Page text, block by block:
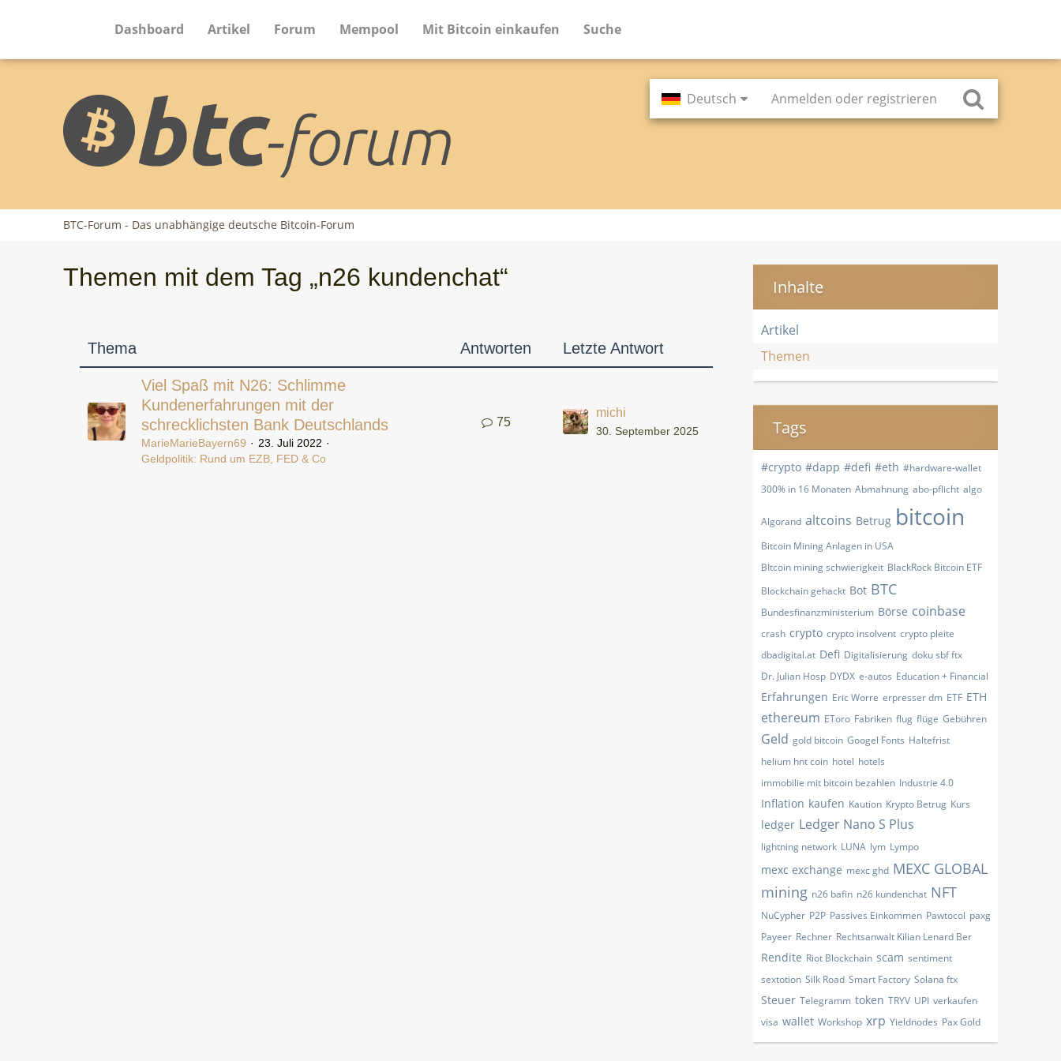
Dashboard Artikel Forum Mempool Mit Bitcoin einkaufen Suche
Deutsch Anmelden oder registrieren
BTC-Forum - Das unabhängige deutsche Bitcoin-Forum
Themen mit dem Tag „n26 kundenchat“
Thema Antworten Letzte Antwort
Viel Spaß mit N26: Schlimme
Kundenerfahrungen mit der
schrecklichsten Bank Deutschlands
MarieMarieBayern69
23. Juli 2022
Geldpolitik: Rund um EZB, FED & Co
75
michi
30. September 2025
Inhalte
Artikel
Themen
Tags
#crypto #dapp #defi #eth #hardware-wallet
300% in 16 Monaten Abmahnung abo-pflicht algo
Algorand altcoins Betrug bitcoin
Bitcoin Mining Anlagen in USA
BItcoin mining schwierigkeit BlackRock Bitcoin ETF
Blockchain gehackt Bot BTC
Bundesfinanzministerium Börse coinbase
crash crypto crypto insolvent crypto pleite
dbadigital.at Defi Digitalisierung doku sbf ftx
Dr. Julian Hosp DYDX e-autos Education + Financial
Erfahrungen Eric Worre erpresser dm ETF ETH
ethereum EToro Fabriken flug flüge Gebühren
Geld gold bitcoin Googel Fonts Haltefrist
helium hnt coin hotel hotels
immobilie mit bitcoin bezahlen Industrie 4.0
Inflation kaufen Kaution Krypto Betrug Kurs
ledger Ledger Nano S Plus
lightning network LUNA lym Lympo
mexc exchange mexc ghd MEXC GLOBAL
mining n26 bafin n26 kundenchat NFT
NuCypher P2P Passives Einkommen Pawtocol paxg
Payeer Rechner Rechtsanwalt Kilian Lenard Ber
Rendite Riot Blockchain scam sentiment
sextotion Silk Road Smart Factory Solana ftx
Steuer Telegramm token TRYV UPI verkaufen
visa wallet Workshop xrp Yieldnodes ​Pax Gold